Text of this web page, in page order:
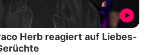
Herb reagiert auf Liebes-